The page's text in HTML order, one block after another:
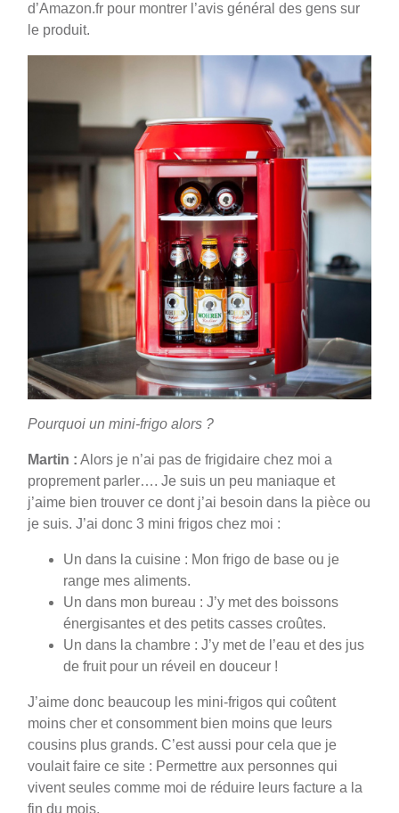
d’Amazon.fr pour montrer l’avis général des gens sur
le produit.
Pourquoi un mini-frigo alors ?
Martin : Alors je n’ai pas de frigidaire chez moi a
proprement parler…. Je suis un peu maniaque et
j’aime bien trouver ce dont j’ai besoin dans la pièce ou
je suis. J’ai donc 3 mini frigos chez moi :
Un dans la cuisine : Mon frigo de base ou je
range mes aliments.
Un dans mon bureau : J’y met des boissons
énergisantes et des petits casses croûtes.
Un dans la chambre : J’y met de l’eau et des jus
de fruit pour un réveil en douceur !
J’aime donc beaucoup les mini-frigos qui coûtent
moins cher et consomment bien moins que leurs
cousins plus grands. C’est aussi pour cela que je
voulait faire ce site : Permettre aux personnes qui
vivent seules comme moi de réduire leurs facture a la
fin du mois.